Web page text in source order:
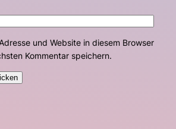
und Website in diesem Browser
Kommentar speichern.